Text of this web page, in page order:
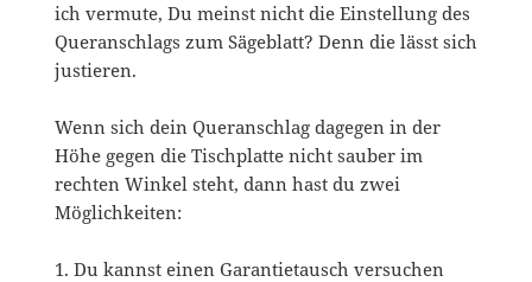
ich vermute, Du meinst nicht die Einstellung des
Queranschlags zum Sägeblatt? Denn die lässt sich
justieren.
Wenn sich dein Queranschlag dagegen in der
Höhe gegen die Tischplatte nicht sauber im
rechten Winkel steht, dann hast du zwei
Möglichkeiten:
1. Du kannst einen Garantietausch versuchen